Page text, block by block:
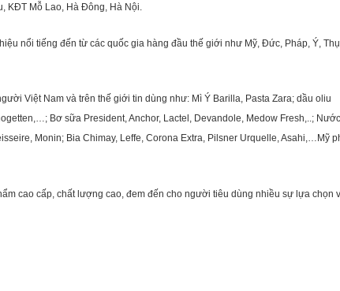
KĐT Mỗ Lao, Hà Đông, Hà Nội.
nổi tiếng đến từ các quốc gia hàng đầu thế giới như Mỹ, Đức, Pháp, Ý,
Việt Nam và trên thế giới tin dùng như: Mì Ý Barilla, Pasta Zara; dầu oliu
Bơ sữa President, Anchor, Lactel, Devandole, Medow Fresh,..;
Monin; Bia Chimay, Leffe, Corona Extra, Pilsner Urquelle, Asahi,…Mỹ
cao cấp, chất lượng cao, đem đến cho người tiêu dùng nhiều sự lựa chọn